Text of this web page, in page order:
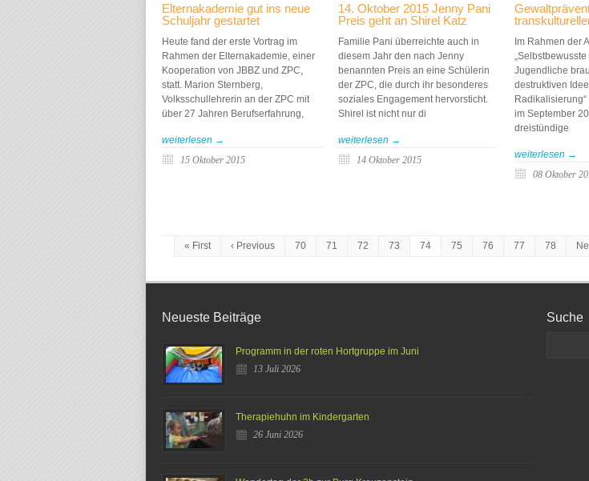
Elternakademie gut ins neue
Schuljahr gestartet
Heute fand der erste Vortrag im
Rahmen der Elternakademie, einer
Kooperation von JBBZ und ZPC,
statt. Marion Sternberg,
Volksschullehrerin an der ZPC mit
über 27 Jahren Berufserfahrung,
weiterlesen →
15 Oktober 2015
14. Oktober 2015 Jenny Pani
Preis geht an Shirel Katz
Familie Pani überreichte auch in
diesem Jahr den nach Jenny
benannten Preis an eine Schülerin
der ZPC, die durch ihr besonderes
soziales Engagement hervorsticht.
Shirel ist nicht nur di
weiterlesen →
14 Oktober 2015
Im Rahmen der
Jugendliche
destruktiven
im September
dreistündige
weiterlesen →
08 Oktober
« First ‹ Previous 70 71 72 73 74 75 76 77 78
Neueste Beiträge
Programm in der roten Hortgruppe im Juni
13 Juli 2026
Therapiehuhn im Kindergarten
26 Juni 2026
Suche